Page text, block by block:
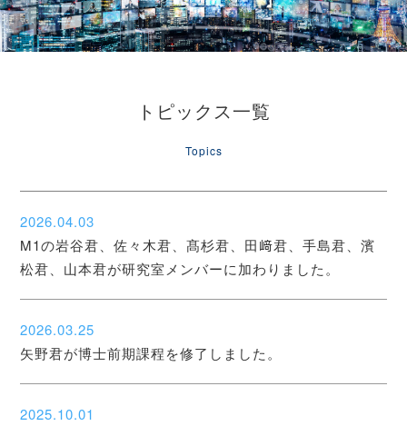
トピックス一覧
Topics
2026.04.03
M1の岩谷君、佐々木君、髙杉君、田﨑君、手島君、濱
松君、山本君が研究室メンバーに加わりました。
2026.03.25
矢野君が博士前期課程を修了しました。
2025.10.01